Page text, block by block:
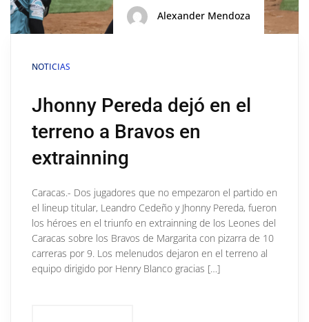
Alexander Mendoza
NOTICIAS
Jhonny Pereda dejó en el
terreno a Bravos en
extrainning
Caracas.- Dos jugadores que no empezaron el partido en
el lineup titular, Leandro Cedeño y Jhonny Pereda, fueron
los héroes en el triunfo en extrainning de los Leones del
Caracas sobre los Bravos de Margarita con pizarra de 10
carreras por 9. Los melenudos dejaron en el terreno al
equipo dirigido por Henry Blanco gracias […]